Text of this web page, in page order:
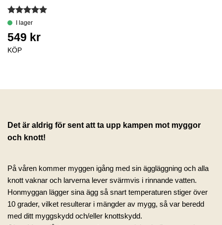
Betygsatt
KÖP
Det är aldrig för sent att ta upp kampen mot myggor
och knott!
På våren kommer myggen igång med sin äggläggning och alla
knott vaknar och larverna lever svärmvis i rinnande vatten.
Honmyggan lägger sina ägg så snart temperaturen stiger över
10 grader, vilket resulterar i mängder av mygg, så var beredd
med ditt myggskydd och/eller knottskydd.